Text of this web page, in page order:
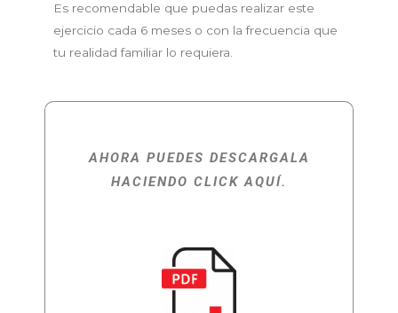
Es recomendable que puedas realizar este
ejercicio cada 6 meses o con la frecuencia que
tu realidad familiar lo requiera.
AHORA PUEDES DESCARGALA
HACIENDO CLICK AQUÍ.